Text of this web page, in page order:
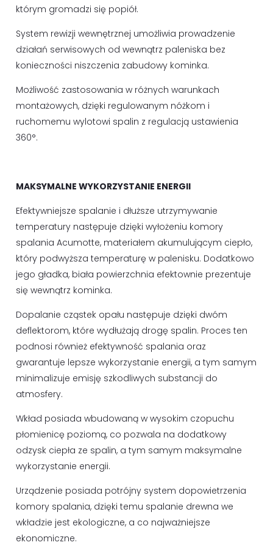
którym gromadzi się popiół.
System rewizji wewnętrznej umożliwia prowadzenie
działań serwisowych od wewnątrz paleniska bez
konieczności niszczenia zabudowy kominka.
Możliwość zastosowania w różnych warunkach
montażowych, dzięki regulowanym nóżkom i
ruchomemu wylotowi spalin z regulacją ustawienia
360°.
MAKSYMALNE WYKORZYSTANIE ENERGII
Efektywniejsze spalanie i dłuższe utrzymywanie
temperatury następuje dzięki wyłożeniu komory
spalania Acumotte, materiałem akumulującym ciepło,
który podwyższa temperaturę w palenisku. Dodatkowo
jego gładka, biała powierzchnia efektownie prezentuje
się wewnątrz kominka.
Dopalanie cząstek opału następuje dzięki dwóm
deflektorom, które wydłużają drogę spalin. Proces ten
podnosi również efektywność spalania oraz
gwarantuje lepsze wykorzystanie energii, a tym samym
minimalizuje emisję szkodliwych substancji do
atmosfery.
Wkład posiada wbudowaną w wysokim czopuchu
płomienicę poziomą, co pozwala na dodatkowy
odzysk ciepła ze spalin, a tym samym maksymalne
wykorzystanie energii.
Urządzenie posiada potrójny system dopowietrzenia
komory spalania, dzięki temu spalanie drewna we
wkładzie jest ekologiczne, a co najważniejsze
ekonomiczne.